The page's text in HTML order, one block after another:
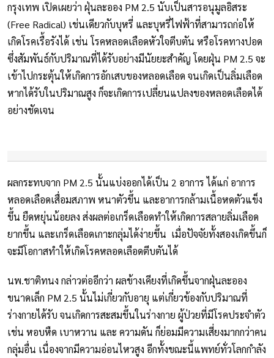
กรุงเทพ เปิดเผยว่า ฝุ่นละออง PM 2.5 นับเป็นสารอนุมูลอิสระ
(Free Radical) เช่นเดียวกับบุหรี่ และบุหรี่ไฟฟ้าที่สามารถก่อให้
เกิดโรคเรื้อรังได้ เช่น โรคหลอดเลือดหัวใจตีบตัน หรือโรคทางปอด
ซึ่งสัมพันธ์กับปริมาณที่ได้รับอย่างมีนัยยะสำคัญ โดยฝุ่น PM 2.5 จะ
เข้าไปกระตุ้นให้เกิดการอักเสบของหลอดเลือด จนเกิดเป็นลิ่มเลือด
หากได้รับในปริมาณสูง ก็จะเกิดการเปลี่ยนแปลงของหลอดเลือดได้
อย่างชัดเจน
ผลกระทบจาก PM 2.5 นั้นแบ่งออกได้เป็น 2 อาการ ได้แก่ อาการ
หลอดเลือดเสื่อมสภาพ หนาตัวขึ้น และอาการกล้ามเนื้อหดตัวแข็ง
ขึ้น ยืดหยุ่นน้อยลง ส่งผลต่อเกร็ดเลือดทำให้เกิดการสลายลิ่มเลือด
ยากขึ้น และเกร็ดเลือดเกาะกลุ่มได้ง่ายขึ้น เมื่อปัจจัยทั้งสองเกิดขึ้นก็
จะมีโอกาสทำให้เกิดโรคหลอดเลือดตีบตันได้
นพ.ชาติทนง กล่าวต่ออีกว่า ผลข้างเคียงที่เกิดขึ้นจากฝุ่นละออง
ขนาดเล็ก PM 2.5 นั้นไม่เกี่ยวกับอายุ แต่เกี่ยวข้องกับปริมาณที่
ร่างกายได้รับ จนเกิดการสะสมขึ้นในร่างกาย ผู้ป่วยที่มีโรคประจำตัว
เช่น หอบหืด เบาหวาน และ ความดัน ก็ย่อมมีความเสี่ยงมากกว่าคน
กลุ่มอื่น เนื่องจากมีความอ่อนไหวสูง อีกทั้งขณะนี้แพทย์ทั่วโลกกำลัง